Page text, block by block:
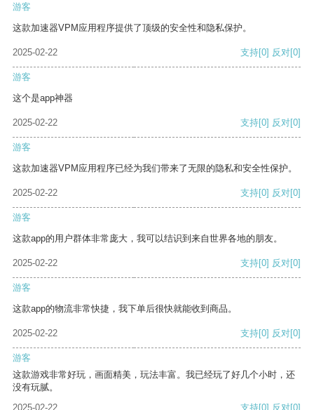
游客
这款加速器VPM应用程序提供了顶级的安全性和隐私保护。
2025-02-22 支持[0] 反对[0]
游客
这个是app神器
2025-02-22 支持[0] 反对[0]
游客
这款加速器VPM应用程序已经为我们带来了无限的隐私和安全性保护。
2025-02-22 支持[0] 反对[0]
游客
这款app的用户群体非常庞大，我可以结识到来自世界各地的朋友。
2025-02-22 支持[0] 反对[0]
游客
这款app的物流非常快捷，我下单后很快就能收到商品。
2025-02-22 支持[0] 反对[0]
游客
这款游戏非常好玩，画面精美，玩法丰富。我已经玩了好几个小时，还
没有玩腻。
2025-02-22
支持[0] 反对[0]